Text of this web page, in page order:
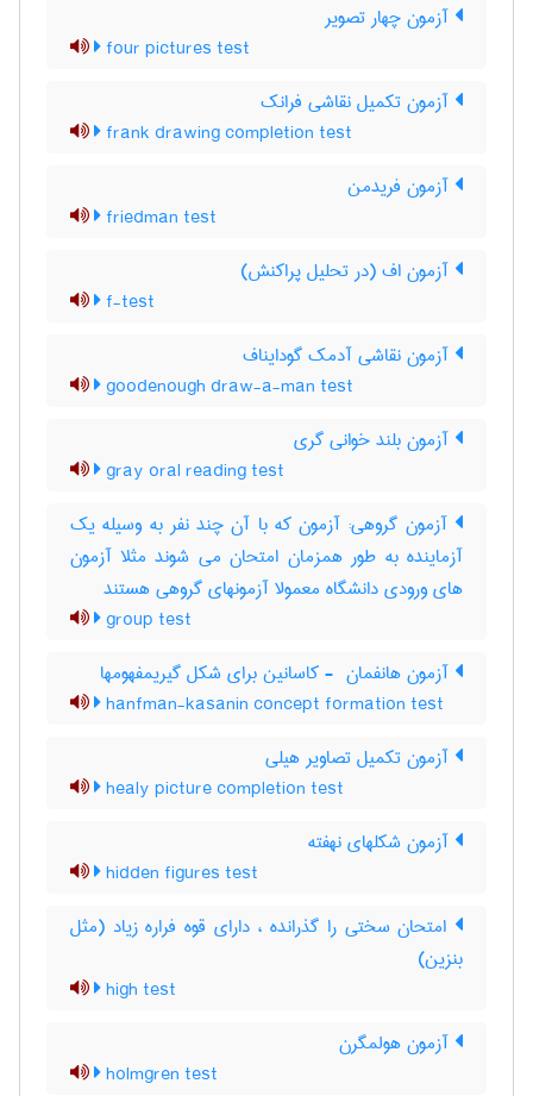
آزمون چهار تصویر
four pictures test
آزمون تکمیل نقاشی فرانک
frank drawing completion test
آزمون فریدمن
friedman test
آزمون اف (در تحلیل پراکنش)
f-test
آزمون نقاشی آدمک گودایناف
goodenough draw-a-man test
آزمون بلند خوانی گری
gray oral reading test
آزمون گروهی: آزمون که با آن چند نفر به وسیله یک
آزماینده به طور همزمان امتحان می شوند مثلا آزمون
های ورودی دانشگاه معمولا آزمونهای گروهی هستند
group test
آزمون هانفمان ‎ - کاسانین برای شکل گیریمفهومها
hanfman-kasanin concept formation test
آزمون تکمیل تصاویر هیلی
healy picture completion test
آزمون شکلهای نهفته
hidden figures test
امتحان سختی را گذرانده ، دارای قوه فراره زیاد (مثل
بنزین)
high test
آزمون هولمگرن
holmgren test